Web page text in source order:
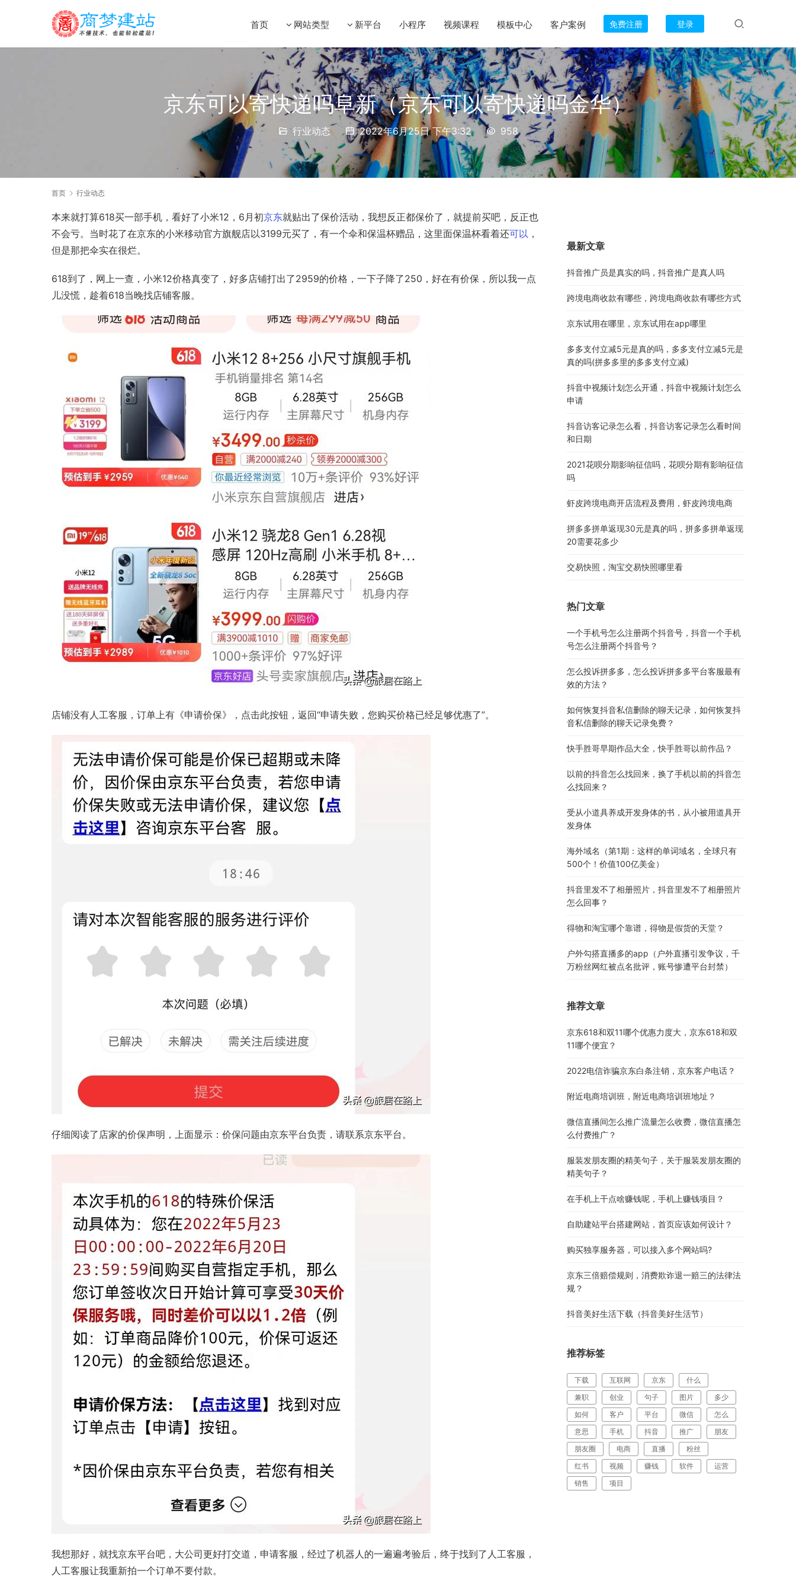
首页 网站类型 新平台 小程序 视频课程 模板中心 客户案例 免费注册 登录
京东可以寄快递吗阜新（京东可以寄快递吗金华）
行业动态 2022年6月25日 下午3:32 958
首页 行业动态
本来就打算618买一部手机，看好了小米12 ，6月初京东就贴出了保价活动，我想反正都保价了，就提前买吧，反正也
不会亏。当时花了在京东的小米移动官方旗舰店以3199元买了，有一个伞和保温杯赠品，这里面保温杯看着还可以 ，
但是那把伞实在很烂。
618到了，网上一查，小米12价格真变了，好多店铺打出了2959的价格，一下子降了250，好在有价保，所以我一点
儿没慌，趁着618当晚找店铺客服。
店铺没有人工客服，订单上有《申请价保》，点击此按钮，返回“申请失败，您购买价格已经足够优惠了”。
仔细阅读了店家的价保声明，上面显示：价保问题由京东平台负责，请联系京东平台。
我想那好，就找京东平台吧，大公司更好打交道，申请客服，经过了机器人的一遍遍考验后，终于找到了人工客服，
人工客服让我重新拍一个订单不要付款。
最新文章
抖音推广员是真实的吗，抖音推广是真人吗
跨境电商收款有哪些，跨境电商收款有哪些方式
京东试用在哪里，京东试用在app哪里
多多支付立减5元是真的吗，多多支付立减5元是
真的吗(拼多多里的多多支付立减)
抖音中视频计划怎么开通，抖音中视频计划怎么
申请
抖音访客记录怎么看，抖音访客记录怎么看时间
和日期
2021花呗分期影响征信吗，花呗分期有影响征信
吗
虾皮跨境电商开店流程及费用，虾皮跨境电商
拼多多拼单返现30元是真的吗，拼多多拼单返现
20需要花多少
交易快照，淘宝交易快照哪里看
热门文章
一个手机号怎么注册两个抖音号，抖音一个手机
号怎么注册两个抖音号？
怎么投诉拼多多，怎么投诉拼多多平台客服最有
效的方法？
如何恢复抖音私信删除的聊天记录，如何恢复抖
音私信删除的聊天记录免费？
快手胜哥早期作品大全，快手胜哥以前作品？
以前的抖音怎么找回来，换了手机以前的抖音怎
么找回来？
受从小道具养成开发身体的书，从小被用道具开
发身体
海外域名（第1期：这样的单词域名，全球只有
500个！价值100亿美金）
抖音里发不了相册照片，抖音里发不了相册照片
怎么回事？
得物和淘宝哪个靠谱，得物是假货的天堂？
户外勾搭直播多的app（户外直播引发争议，千
万粉丝网红被点名批评，账号惨遭平台封禁）
推荐文章
京东618和双11哪个优惠力度大，京东618和双
11哪个便宜？
2022电信诈骗京东白条注销，京东客户电话？
附近电商培训班，附近电商培训班地址？
微信直播间怎么推广流量怎么收费，微信直播怎
么付费推广？
服装发朋友圈的精美句子，关于服装发朋友圈的
精美句子？
在手机上干点啥赚钱呢，手机上赚钱项目？
自助建站平台搭建网站，首页应该如何设计？
购买独享服务器，可以接入多个网站吗?
京东三倍赔偿规则，消费欺诈退一赔三的法律法
规？
抖音美好生活下载（抖音美好生活节）
推荐标签
下载 互联网 京东
什么
兼职
创业 句子 图片
多少
如何
客户 平台 微信
怎么
意思
手机 抖音 推广
朋友
朋友圈
电商 直播
粉丝
红书
视频 赚钱 软件
运营
销售
项目